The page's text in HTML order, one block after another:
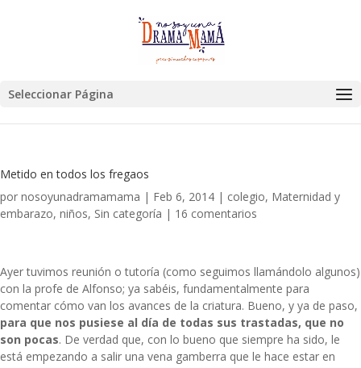
Seleccionar Página
Metido en todos los fregaos
por nosoyunadramamama | Feb 6, 2014 | colegio, Maternidad y
embarazo, niños, Sin categoría | 16 comentarios
Ayer tuvimos reunión o tutoría (como seguimos llamándolo algunos)
con la profe de Alfonso; ya sabéis, fundamentalmente para
comentar cómo van los avances de la criatura. Bueno, y ya de paso,
para que nos pusiese al día de todas sus trastadas, que no
son pocas. De verdad que, con lo bueno que siempre ha sido, le
está empezando a salir una vena gamberra que le hace estar en